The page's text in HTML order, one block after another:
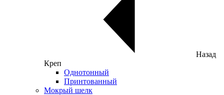
Назад
Креп
Однотонный
Принтованный
Мокрый шелк